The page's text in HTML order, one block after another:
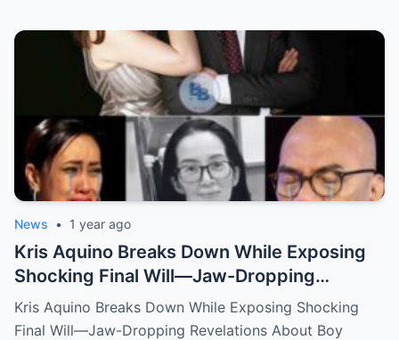
News • 1 year ago
Kris Aquino Breaks Down While Exposing
Shocking Final Will—Jaw-Dropping
Revelations About Boy Abunda and Ai-Ai
Delas Alas Leave Fans Speechless!
Kris Aquino Breaks Down While Exposing Shocking
Final Will—Jaw-Dropping Revelations About Boy